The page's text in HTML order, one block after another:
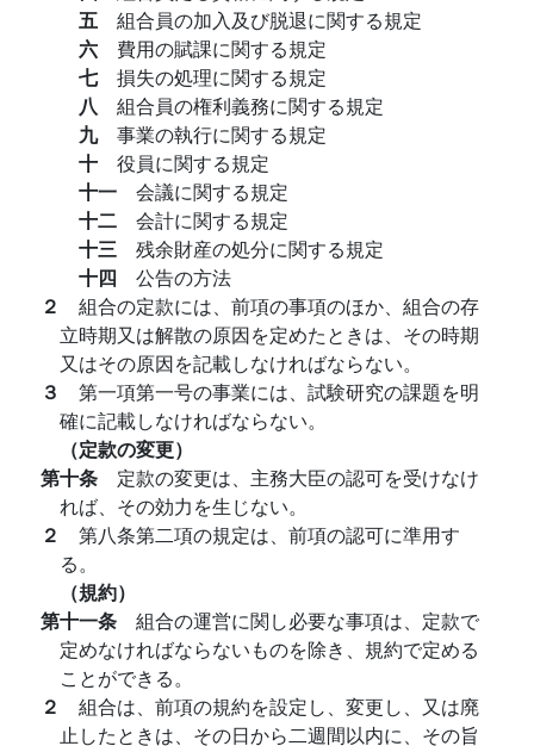
五 組合員の加入及び脱退に関する規定
六 費用の賦課に関する規定
七 損失の処理に関する規定
八 組合員の権利義務に関する規定
九 事業の執行に関する規定
十 役員に関する規定
十一 会議に関する規定
十二 会計に関する規定
十三 残余財産の処分に関する規定
十四 公告の方法
２ 組合の定款には、前項の事項のほか、組合の存
立時期又は解散の原因を定めたときは、その時期
又はその原因を記載しなければならない。
３ 第一項第一号の事業には、試験研究の課題を明
確に記載しなければならない。
（定款の変更）
第十条 定款の変更は、主務大臣の認可を受けなけ
れば、その効力を生じない。
２ 第八条第二項の規定は、前項の認可に準用す
る。
（規約）
第十一条 組合の運営に関し必要な事項は、定款で
定めなければならないものを除き、規約で定める
ことができる。
２ 組合は、前項の規約を設定し、変更し、又は廃
止したときは、その日から二週間以内に、その旨